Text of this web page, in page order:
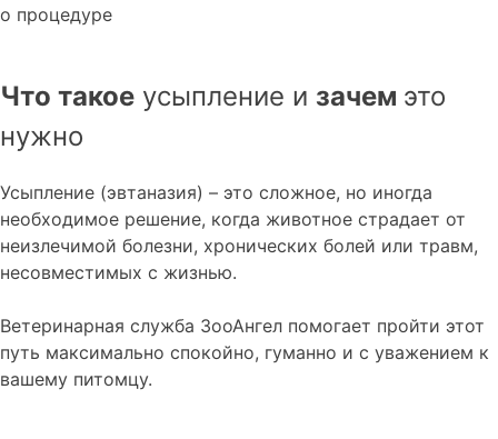
о процедуре
Что такое усыпление и зачем это
нужно
Усыпление (эвтаназия) – это сложное, но иногда
необходимое решение, когда животное страдает от
неизлечимой болезни, хронических болей или травм,
несовместимых с жизнью.
Ветеринарная служба ЗооАнгел помогает пройти этот
путь максимально спокойно, гуманно и с уважением к
вашему питомцу.